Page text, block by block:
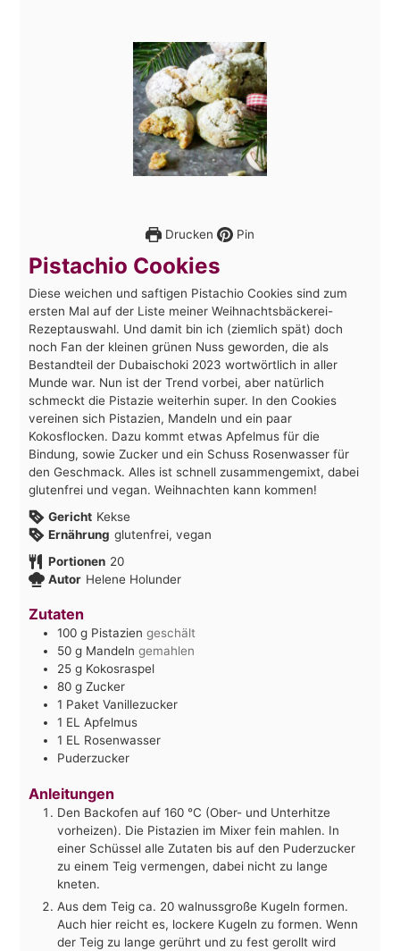
Drucken Pin
Pistachio Cookies
Diese weichen und saftigen Pistachio Cookies sind zum
ersten Mal auf der Liste meiner Weihnachtsbäckerei-
Rezeptauswahl. Und damit bin ich (ziemlich spät) doch
noch Fan der kleinen grünen Nuss geworden, die als
Bestandteil der Dubaischoki 2023 wortwörtlich in aller
Munde war. Nun ist der Trend vorbei, aber natürlich
schmeckt die Pistazie weiterhin super. In den Cookies
vereinen sich Pistazien, Mandeln und ein paar
Kokosflocken. Dazu kommt etwas Apfelmus für die
Bindung, sowie Zucker und ein Schuss Rosenwasser für
den Geschmack. Alles ist schnell zusammengemixt, dabei
glutenfrei und vegan. Weihnachten kann kommen!
Gericht Kekse
Ernährung glutenfrei, vegan
Portionen 20
Autor Helene Holunder
Zutaten
100 g Pistazien geschält
50 g Mandeln gemahlen
25 g Kokosraspel
80 g Zucker
1 Paket Vanillezucker
1 EL Apfelmus
1 EL Rosenwasser
Puderzucker
Anleitungen
Den Backofen auf 160 °C (Ober- und Unterhitze
vorheizen). Die Pistazien im Mixer fein mahlen. In
einer Schüssel alle Zutaten bis auf den Puderzucker
zu einem Teig vermengen, dabei nicht zu lange
kneten.
Aus dem Teig ca. 20 walnussgroße Kugeln formen.
Auch hier reicht es, lockere Kugeln zu formen. Wenn
der Teig zu lange gerührt und zu fest gerollt wird